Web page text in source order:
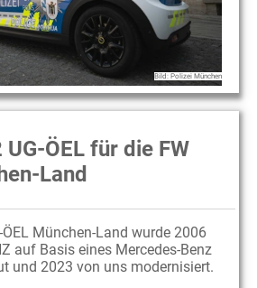
Bild: Polizei München
UG-ÖEL für die FW
Land
ÖEL München-Land wurde 2006
auf Basis eines Mercedes-Benz
und 2023 von uns modernisiert.